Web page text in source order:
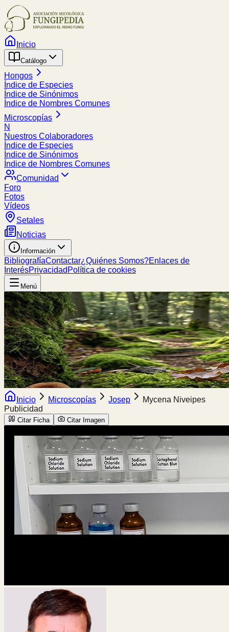
Inicio
Catálogo
Hongos
Índice de Especies
Índice de Sinónimos
Índice de Nombres Comunes
Microscopías
N
Nuestros Colaboradores
Índice de Especies
Índice de Sinónimos
Índice de Nombres Comunes
Comunidad
Foro
Fotos
Vídeos
Setales
Noticias
Información
BibliografíaContactar¿Quiénes Somos?Enlaces de
InterésPrivacidad Política de cookies
Menú
Inicio Microscopías Josep
Mycena Niveipes
Publicidad
Citar Ficha Citar Imagen